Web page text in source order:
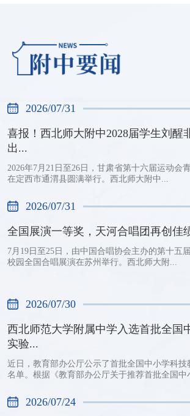
全国展演一等奖，天河合唱团
2026/07/31
2026/07/31
喜报！西北师大附中2028届学生刘醒
出...
2026年7月21日至26日，甘肃省第十六届运动会
在定西市通渭县圆满举行。西北师大附中...
2026/07/31
全国展演一等奖，天河合唱团再创佳
7月19日至25日，由中国合唱协会主办的第十五
校园全国合唱展演在苏州举行。西北师大附...
2026/07/30
西北师范大学附属中学入选首批全国
实验...
近日，教育部办公厅公示了首批全国中小学科技
名单。根据《教育部办公厅关于推荐首批全国中
2026/07/24